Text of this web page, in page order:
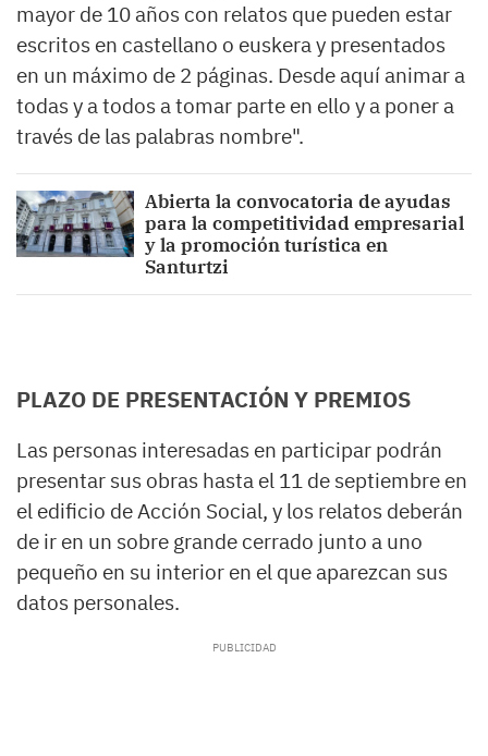
mayor de 10 años con relatos que pueden estar
escritos en castellano o euskera y presentados
en un máximo de 2 páginas. Desde aquí animar a
todas y a todos a tomar parte en ello y a poner a
través de las palabras nombre".
Abierta la convocatoria de ayudas
para la competitividad empresarial
y la promoción turística en
Santurtzi
PLAZO DE PRESENTACIÓN Y PREMIOS
Las personas interesadas en participar podrán
presentar sus obras hasta el 11 de septiembre en
el edificio de Acción Social, y los relatos deberán
de ir en un sobre grande cerrado junto a uno
pequeño en su interior en el que aparezcan sus
datos personales.